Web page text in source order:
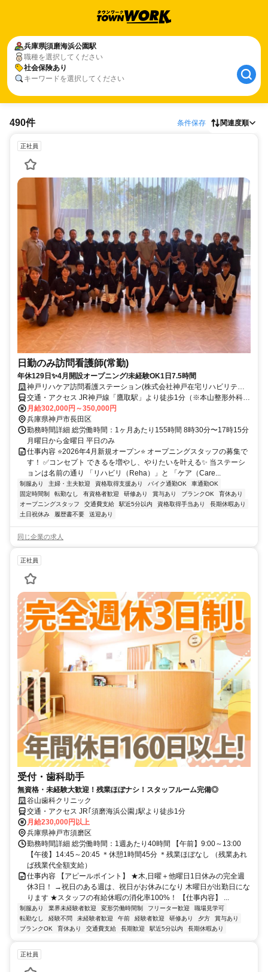
兵庫県須磨海浜公園駅
職種を選択してください
社会保険あり
キーワードを選択してください
490件 条件保存 関連度順
正社員
日勤のみ訪問看護師(常勤)
年休129日✨4月開設オープニング/未経験OK1日7.5時間
神戸リハケア訪問看護ステーション(株式会社神戸在宅リハビリテー
ション事業団)
交通・アクセス JR神戸線「鷹取駅」より徒歩1分（※本山整形外科
様・すみこ内科様のビル2階）
月給302,000円～350,000円
兵庫県神戸市長田区
勤務時間詳細 総労働時間：1ヶ月あたり155時間 8時30分〜17時15分
月曜日から金曜日 平日のみ
仕事内容 ⭐2026年4月新規オープン⭐ オープニングスタッフの募集で
す！ ✅コンセプト できるを増やし、やりたいを叶える✨ 当ステーシ
ョンは名前の通り 「リハビリ（Reha）」と 「ケア（Care...
制服あり 主婦・主夫歓迎 資格取得支援あり バイク通勤OK
車通勤OK
固定時間制
転勤なし 有資格者歓迎 研修あり 賞与あり ブランクOK
育休あり
オープニングスタッフ
交通費支給 駅近5分以内 資格取得手当あり
長期休暇あり
土日祝休み
履歴書不要 送迎あり
同じ企業の求人
正社員
受付・歯科助手
無資格・未経験大歓迎！残業ほぼナシ！スタッフルーム完備◎
谷山歯科クリニック
交通・アクセス JR｢須磨海浜公園｣駅より徒歩1分
月給230,000円以上
兵庫県神戸市須磨区
勤務時間詳細 総労働時間：1週あたり40時間 【午前】9:00～13:00
【午後】14:45～20:45 ＊休憩1時間45分 ＊残業ほぼなし （残業あれ
ば残業代全額支給）
仕事内容 【アピールポイント】 ★木,日曜＋他曜日1日休みの完全週
休3日！ →祝日のある週は、祝日がお休みになり 木曜日が出勤日にな
ります ★スタッフの有給休暇の消化率100%！ 【仕事内容】 ...
制服あり 業界未経験者歓迎 変形労働時間制 フリーター歓迎
職場見学可
転勤なし
経験不問 未経験者歓迎 午前 経験者歓迎 研修あり 夕方
賞与あり
ブランクOK
育休あり 交通費支給 長期歓迎 駅近5分以内 長期休暇あり
正社員